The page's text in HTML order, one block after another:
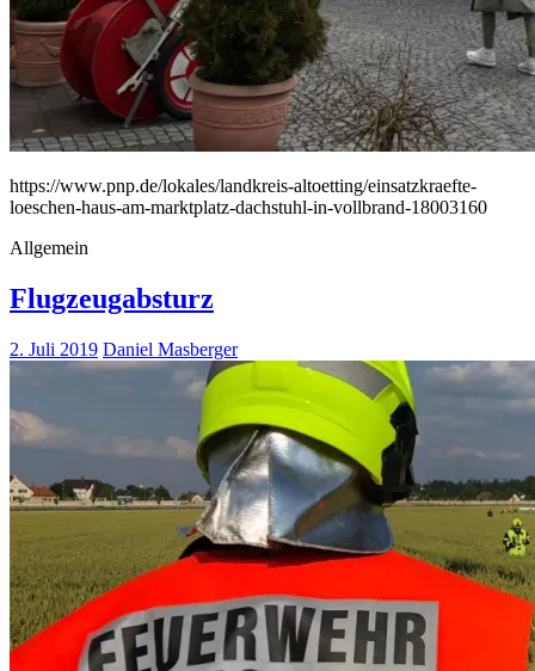
https://www.pnp.de/lokales/landkreis-altoetting/einsatzkraefte-
loeschen-haus-am-marktplatz-dachstuhl-in-vollbrand-18003160
Allgemein
Flugzeugabsturz
2. Juli 2019 Daniel Masberger